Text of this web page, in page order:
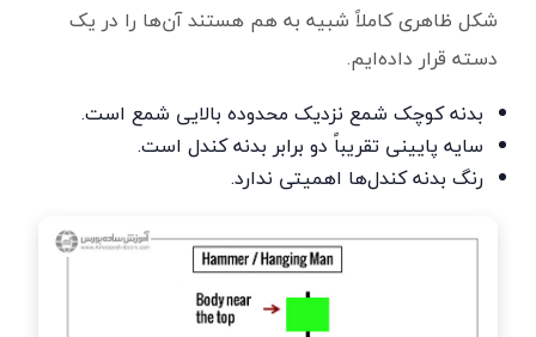
شکل ظاهری کاملاً شبیه به هم هستند آن‌ها را در یک
دسته قرار داده‌ایم.
بدنه کوچک شمع نزدیک محدوده بالایی شمع است.
سایه پایینی تقریباً دو برابر بدنه کندل است.
رنگ بدنه کندل‌ها اهمیتی ندارد.